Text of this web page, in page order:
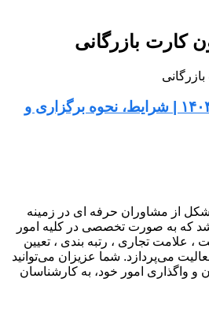
آزمون کارت بازرگانی ۱۴۰۴ | شرایط، نحوه برگزاری و
از مشاوران حرفه ای در زمینه
که به صورت تخصصی در کلیه امور
علامت تجاری ، رتبه بندی ، تعیین
می‌پردازد. شما عزیزان می‌توانید
و واگذاری امور خود، به کارشناسان